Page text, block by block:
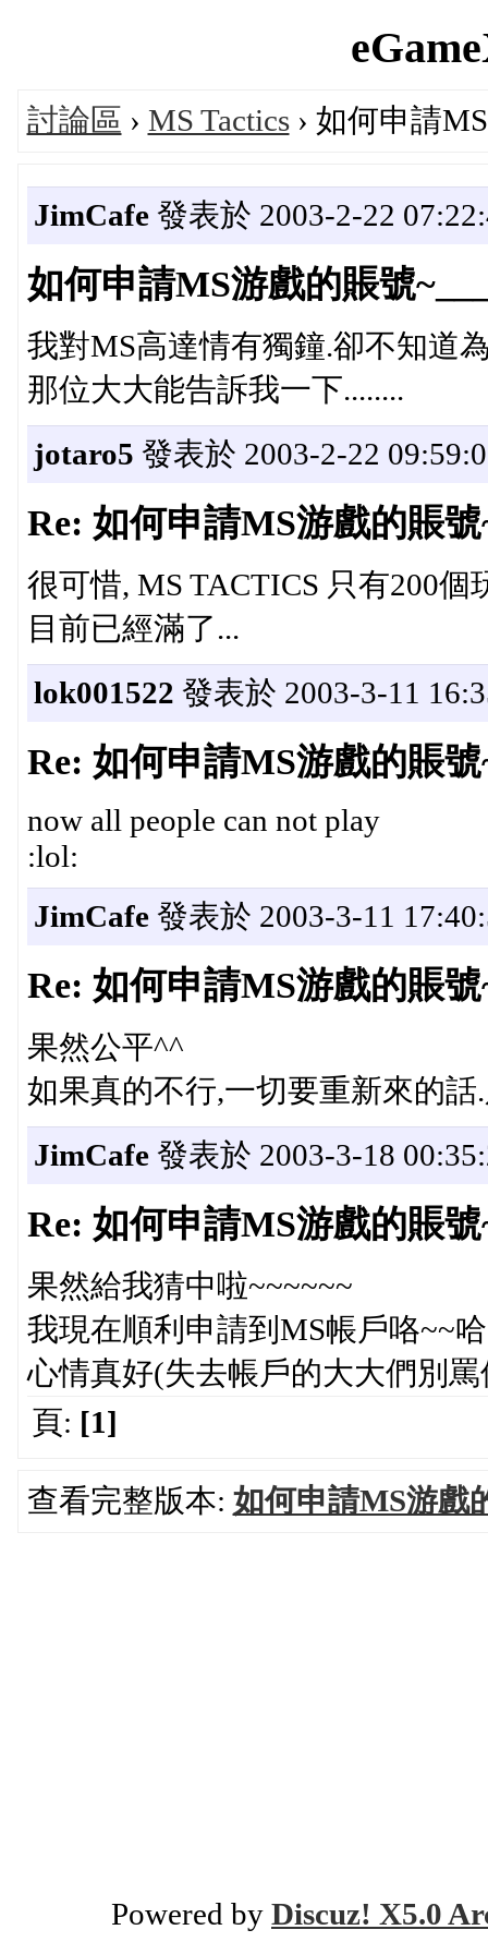
討論區 › MS Tactics› 如何申請
JimCafe發表於 2003-2-22
如何申請MS游戲的賬號
我對MS高達情有獨鐘.卻不知道
那位大大能告訴我一下........
jotaro5 發表於 2003-2-22
Re: 如何申請MS游戲的賬
很可惜, MS TACTICS 只有200個
目前已經滿了...
lok001522 發表於 2003-3-11
Re: 如何申請MS游戲的賬
now all people can not play
:lol:
JimCafe發表於 2003-3-11
Re: 如何申請MS游戲的賬
果然公平^^
如果真的不行,一切要重新來的
JimCafe發表於 2003-3-18
Re: 如何申請MS游戲的賬
果然給我猜中啦~~~~~~
我現在順利申請到MS帳戶咯~~
心情真好(失去帳戶的大大們別
頁: [1]
查看完整版本: 如何申請MS游戲
Powered by Discuz! X5.0